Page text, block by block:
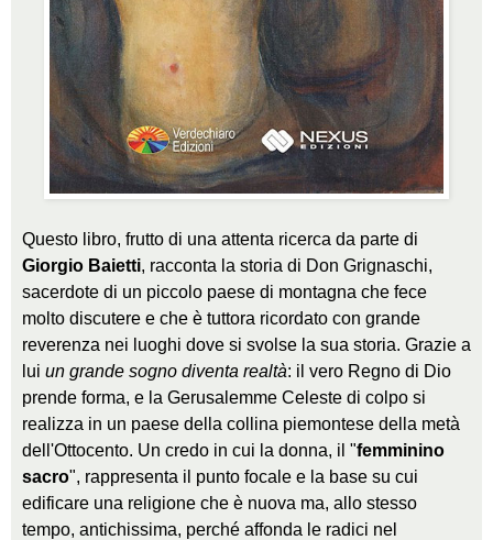
Questo libro, frutto di una attenta ricerca da parte di
Giorgio Baietti, racconta la storia di Don Grignaschi,
sacerdote di un piccolo paese di montagna che fece
molto discutere e che è tuttora ricordato con grande
reverenza nei luoghi dove si svolse la sua storia. Grazie a
lui un grande sogno diventa realtà: il vero Regno di Dio
prende forma, e la Gerusalemme Celeste di colpo si
realizza in un paese della collina piemontese della metà
dell'Ottocento. Un credo in cui la donna, il "femminino
sacro", rappresenta il punto focale e la base su cui
edificare una religione che è nuova ma, allo stesso
tempo, antichissima, perché affonda le radici nel